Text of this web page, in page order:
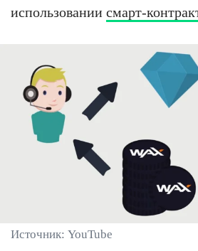
использовании смарт-
Источник: YouTube